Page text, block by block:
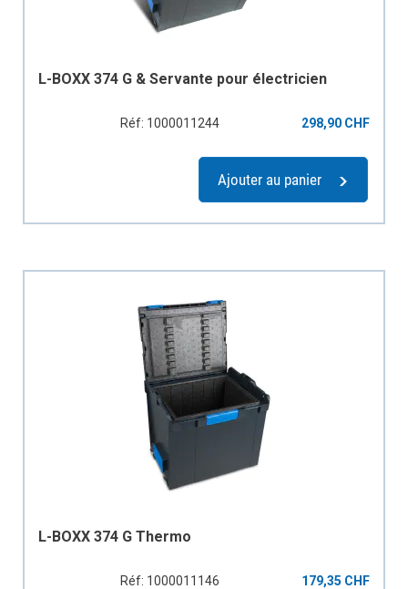
L-BOXX 374 G & Servante pour électricien
Réf: 1000011244 298,90 CHF
Ajouter au panier
L-BOXX 374 G Thermo
Réf: 1000011146 179,35 CHF